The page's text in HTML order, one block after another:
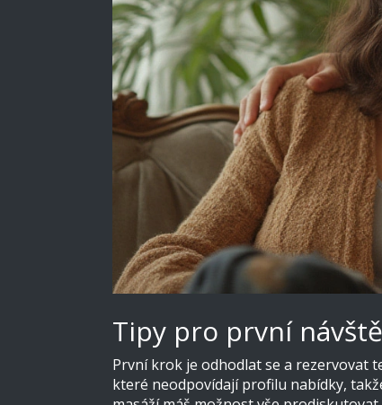
Tipy pro první
První krok je odhodlat se a rezervovat
které neodpovídají profilu nabídky,